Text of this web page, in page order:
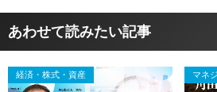
あわせて読みたい記事
経済・株式・資産 マネ